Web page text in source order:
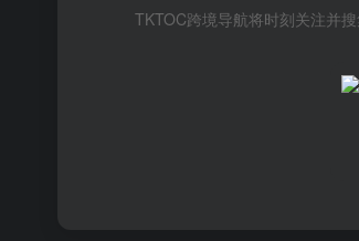
TKTOC跨境导航将时刻关注并